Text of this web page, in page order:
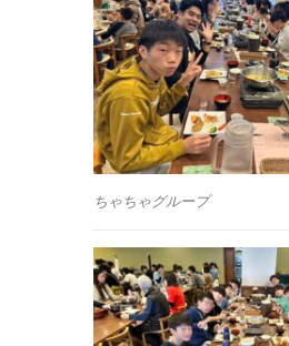
ちゃちゃグループ